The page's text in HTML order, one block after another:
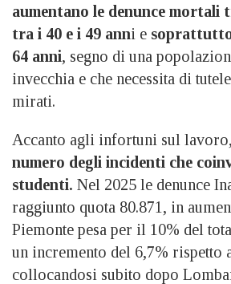
aumentano le denunce
tra i 40 e i 49 anni e
64 anni, segno di una
invecchia e che necessita di
mirati.
Accanto agli infortuni sul
numero degli incidenti che
studenti. Nel 2025 le denunce
raggiunto quota 80.871, in
Piemonte pesa per il 10% del
un incremento del 6,7% rispetto
collocandosi subito dopo